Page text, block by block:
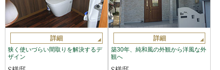
詳細
狭く使いづらい間取りを解決するデ
ザイン
詳細
築30年、純和風の外観から洋風な外
観へ